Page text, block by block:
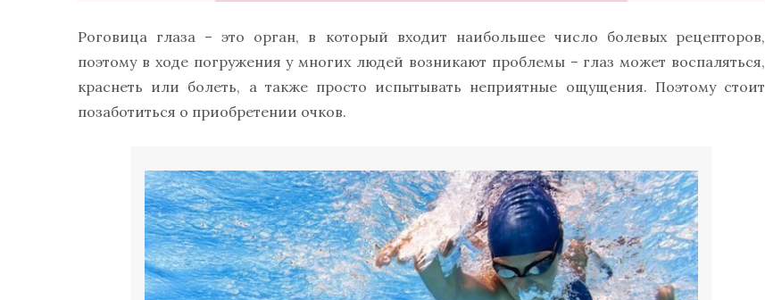
Роговица глаза – это орган, в который входит наибольшее число болевых рецепторов,
поэтому в ходе погружения у многих людей возникают проблемы – глаз может воспаляться,
краснеть или болеть, а также просто испытывать неприятные ощущения. Поэтому стоит
позаботиться о приобретении очков.